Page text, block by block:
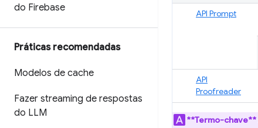
do Firebase
Práticas recomendadas
Modelos de cache
Fazer streaming de respostas
do LLM
API Prompt
API
Proofreader
**Termo-chave**